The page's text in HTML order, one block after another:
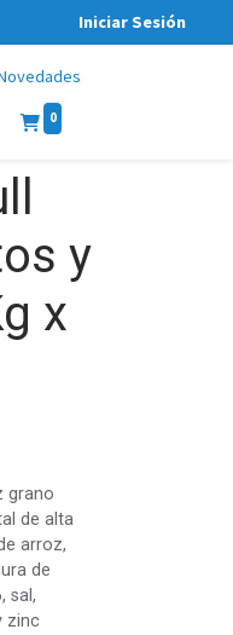
Iniciar Sesión
0
y
x
grano
de alta
arroz,
de
sal,
zinc